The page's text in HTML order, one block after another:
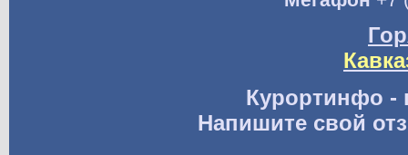
Курортинфо -
Напишите свой